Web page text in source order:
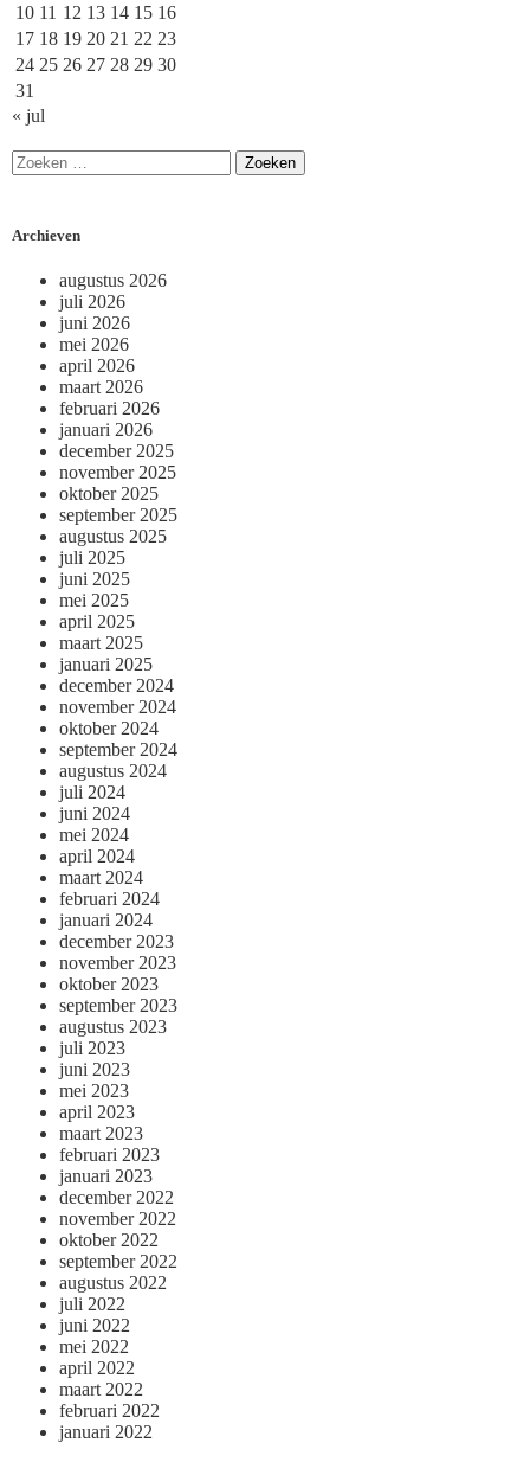
10 11 12 13 14 15 16
17 18 19 20 21 22 23
24 25 26 27 28 29 30
31
« jul
Archieven
augustus 2026
juli 2026
juni 2026
mei 2026
april 2026
maart 2026
februari 2026
januari 2026
december 2025
november 2025
oktober 2025
september 2025
augustus 2025
juli 2025
juni 2025
mei 2025
april 2025
maart 2025
januari 2025
december 2024
november 2024
oktober 2024
september 2024
augustus 2024
juli 2024
juni 2024
mei 2024
april 2024
maart 2024
februari 2024
januari 2024
december 2023
november 2023
oktober 2023
september 2023
augustus 2023
juli 2023
juni 2023
mei 2023
april 2023
maart 2023
februari 2023
januari 2023
december 2022
november 2022
oktober 2022
september 2022
augustus 2022
juli 2022
juni 2022
mei 2022
april 2022
maart 2022
februari 2022
januari 2022